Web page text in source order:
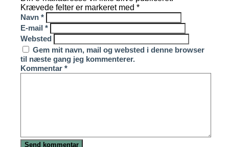
Krævede felter er markeret med*
Navn*
E-mail*
Websted
Gem mit navn, mail og websted i denne browser
til næste gang jeg kommenterer.
Kommentar*